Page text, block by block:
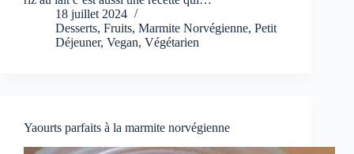
18 juillet 2024
Desserts, Fruits, Marmite Norvégienne, Petit
Déjeuner, Vegan, Végétarien
Yaourts parfaits à la marmite norvégienne